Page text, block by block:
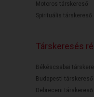
Motoros társkereső
Spirituális társkereső
Társkeresés
Békéscsabai
Budapesti társkereső
Debreceni társkereső